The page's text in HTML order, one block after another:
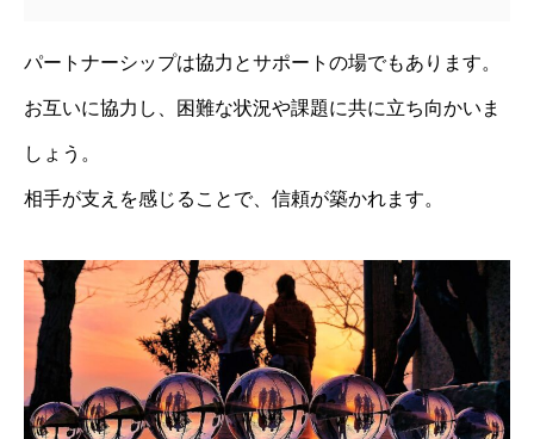
パートナーシップは協力とサポートの場でもあります。
お互いに協力し、困難な状況や課題に共に立ち向かいま
しょう。
相手が支えを感じることで、信頼が築かれます。